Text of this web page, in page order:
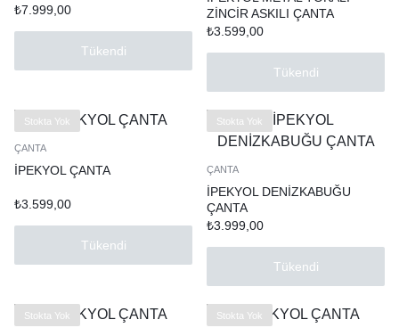
₺7.999,00
Tükendi
ZİNCİR ASKILI ÇANTA
₺3.599,00
Tükendi
Stokta Yok
ÇANTA
İPEKYOL ÇANTA
₺3.599,00
Tükendi
Stokta Yok
ÇANTA
İPEKYOL DENİZKABUĞU
ÇANTA
₺3.999,00
Tükendi
Stokta Yok Stokta Yok